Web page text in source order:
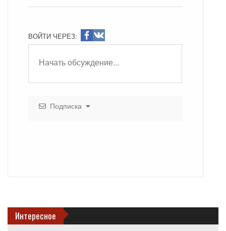
ВОЙТИ ЧЕРЕЗ:
Подписка
Интересное